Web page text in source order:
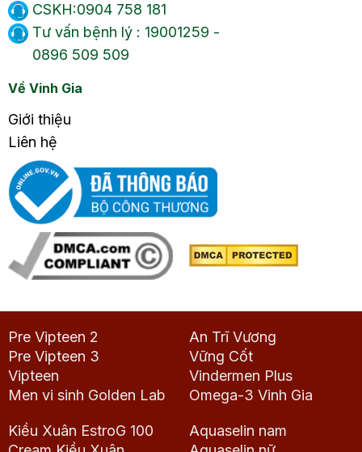
CSKH:0904 758 181
Tư vấn bệnh lý : 19001259 -
0896 509 509
Về Vinh Gia
Giới thiệu
Liên hệ
Pre Vipteen 2
Pre Vipteen 3
Vipteen
Men vi sinh Golden Lab
An Trĩ Vương
Vững Cốt
Vindermen Plus
Omega-3 Vinh Gia
Kiều Xuân EstroG 100
Aquaselin nam